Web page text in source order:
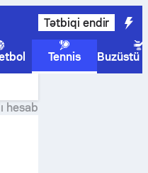
Tətbiqi endir
Tennis Buzüstü
hesab